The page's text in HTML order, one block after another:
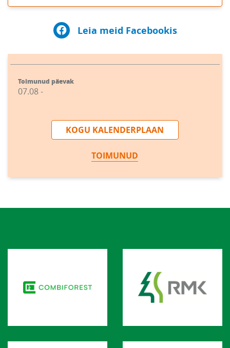
Leia meid Facebookis
Toimunud päevak
07.08 -
KOGU KALENDERPLAAN
TOIMUNUD